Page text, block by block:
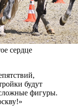
сердце
будут
фигуры.